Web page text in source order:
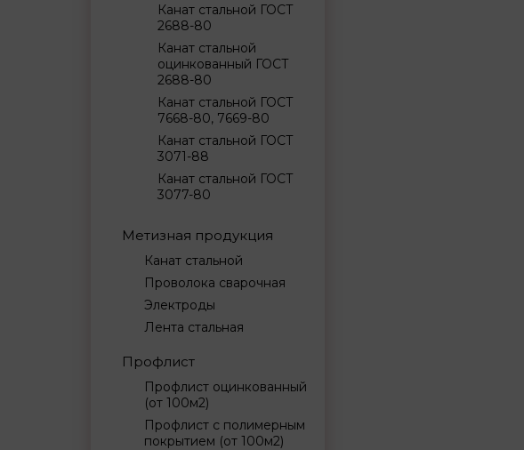
Канат стальной ГОСТ
2688-80
Канат стальной
оцинкованный ГОСТ
2688-80
Канат стальной ГОСТ
7668-80, 7669-80
Канат стальной ГОСТ
3071-88
Канат стальной ГОСТ
3077-80
Метизная продукция
Канат стальной
Проволока сварочная
Электроды
Лента стальная
Профлист
Профлист оцинкованный
(от 100м2)
Профлист с полимерным
покрытием (от 100м2)